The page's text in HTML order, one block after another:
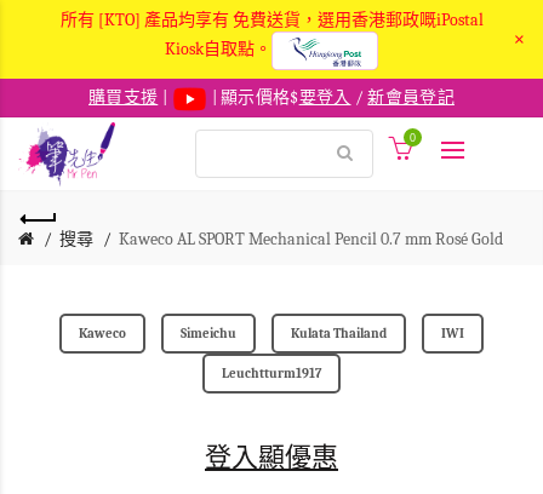
所有 [KTO] 產品均享有 免費送貨，選用香港郵政嘅iPostal
Kiosk自取點。
×
購買支援 | 顯示價格$要登入 /新會員登記
0
搜尋 Kaweco AL SPORT Mechanical Pencil 0.7 mm Rosé Gold
Kaweco Simeichu Kulata Thailand IWI
Leuchtturm1917
登入顯優惠